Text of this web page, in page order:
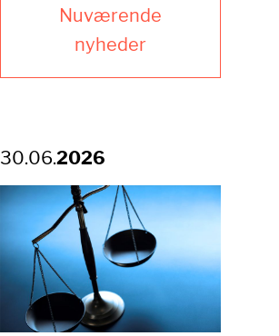
Nuværende
nyheder
30.06.2026